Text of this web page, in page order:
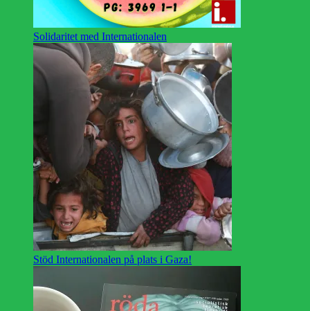
Solidaritet med Internationalen
Stöd Internationalen på plats i Gaza!